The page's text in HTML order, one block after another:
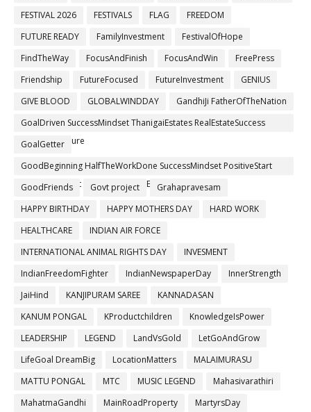
FESTIVAL 2026
FESTIVALS FLAG
FREEDOM
FUTURE READY
FamilyInvestment
FestivalOfHope
FindTheWay
FocusAndFinish FocusAndWin
FreePress
Friendship
FutureFocused FutureInvestment
GENIUS
GIVE BLOOD
GLOBALWINDDAY
GandhiJi FatherOfTheNation
GoalDriven SuccessMindset ThanigaiEstates RealEstateSuccess
BuildYourFuture
GoalGetter
GoodBeginning HalfTheWorkDone SuccessMindset PositiveStart
GrowthMindset ThanigaiEstates BuildYourFuture
GoodFriends Govt project
Grahapravesam
HAPPY BIRTHDAY
HAPPY MOTHERS DAY
HARD WORK
HEALTHCARE
INDIAN AIR FORCE
INTERNATIONAL ANIMAL RIGHTS DAY
INVESMENT
IndianFreedomFighter
IndianNewspaperDay
InnerStrength
JaiHind
KANJIPURAM SAREE
KANNADASAN
KANUM PONGAL
KProductchildren
KnowledgeIsPower
LEADERSHIP
LEGEND LandVsGold
LetGoAndGrow
LifeGoal DreamBig
LocationMatters
MALAIMURASU
MATTU PONGAL
MTC MUSIC LEGEND
Mahasivarathiri
MahatmaGandhi
MainRoadProperty
MartyrsDay